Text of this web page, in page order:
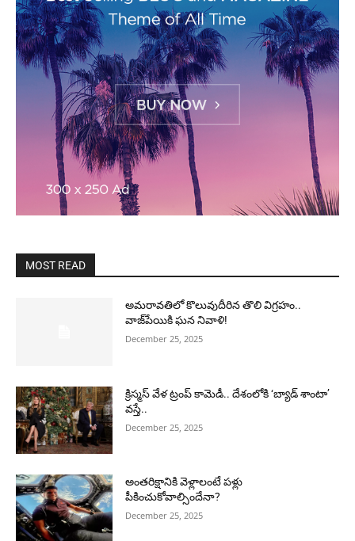
MOST READ
అమరావతిలో కొలువుదీరిన తొలి విగ్రహం..
వాజ్‌పేయికి ఘన నివాళి!
December 25, 2025
క్రిస్మస్ వేళ ట్రంప్ కామెడీ.. దేశంలోకి ‘బ్యాడ్ శాంటా’
వస్తే..
December 25, 2025
అంతరిక్షానికి వెళ్లాలంటే పళ్లు
పీకించుకోవాల్సిందేనా?
December 25, 2025